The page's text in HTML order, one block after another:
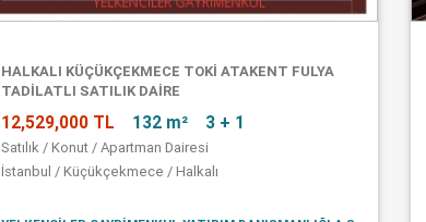
HALKALI KÜÇÜKÇEKMECE TOKİ ATAKENT FULYA
TADİLATLI SATILIK DAİRE
12,529,000 TL 132 m² 3 + 1
Satılık / Konut / Apartman Dairesi
İstanbul / Küçükçekmece / Halkalı